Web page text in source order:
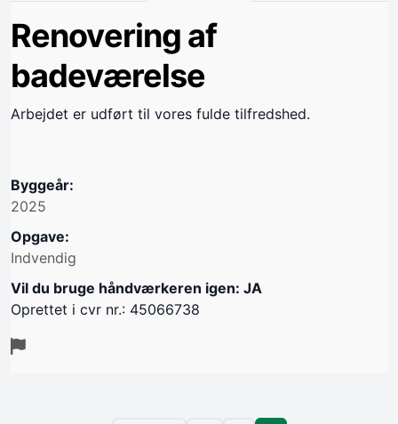
Renovering af
badeværelse
Arbejdet er udført til vores fulde tilfredshed.
Byggeår:
2025
Opgave:
Indvendig
Vil du bruge håndværkeren igen: JA
Oprettet i cvr nr.: 45066738